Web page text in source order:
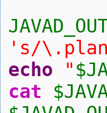
's/
echo
"
cat